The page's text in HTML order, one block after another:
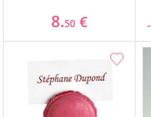
8.50 €